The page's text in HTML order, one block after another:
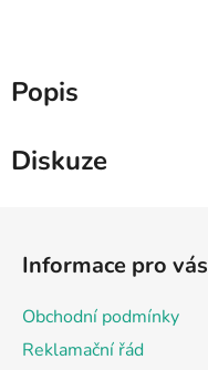
Popis
Diskuze
Informace pro vás
Obchodní podmínky
Reklamační řád